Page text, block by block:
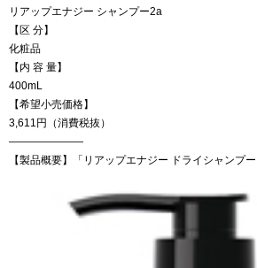
リアップエナジー シャンプー2a
【区 分】
化粧品
【内 容 量】
400mL
【希望小売価格】
3,611円（消費税抜）
———————
【製品概要】「リアップエナジー ドライシャンプー